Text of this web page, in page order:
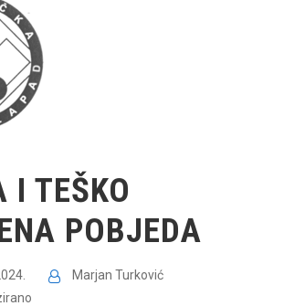
I TEŠKO
POBJEDA
Marjan Turković